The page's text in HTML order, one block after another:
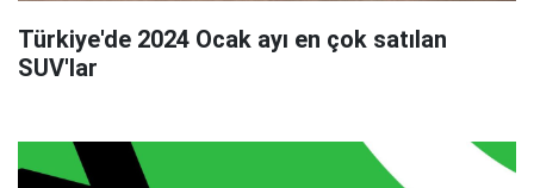
Türkiye'de 2024 Ocak ayı en çok satılan
SUV'lar